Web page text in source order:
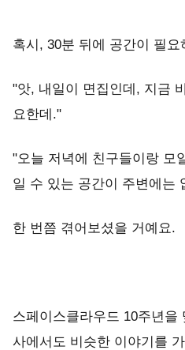
혹시, 30분 뒤에 공간이 필
"앗, 내일이 면집인데, 지금
요한데."
"오늘 저녁에 친구들이랑 모
일 수 있는 공간이 주변에는
한 번쯤 겪어보셨을 거예요.
스페이스클라우드 10주년을
사에서도 비슷한 이야기를